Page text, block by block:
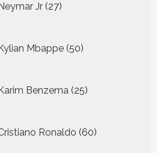
Jr 27
producten
Mbappe 50
producten
Benzema 25
producten
Ronaldo 60
producten